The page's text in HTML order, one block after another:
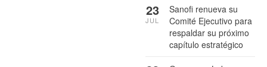
Sanofi renueva su
Comité Ejecutivo para
respaldar su próximo
capítulo estratégico
23
JUL